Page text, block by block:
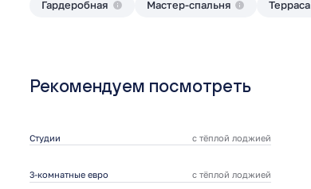
Гардеробная Мастер-спальня Терраса
Рекомендуем посмотреть
Студии с тёплой лоджией
3-комнатные евро с тёплой лоджией